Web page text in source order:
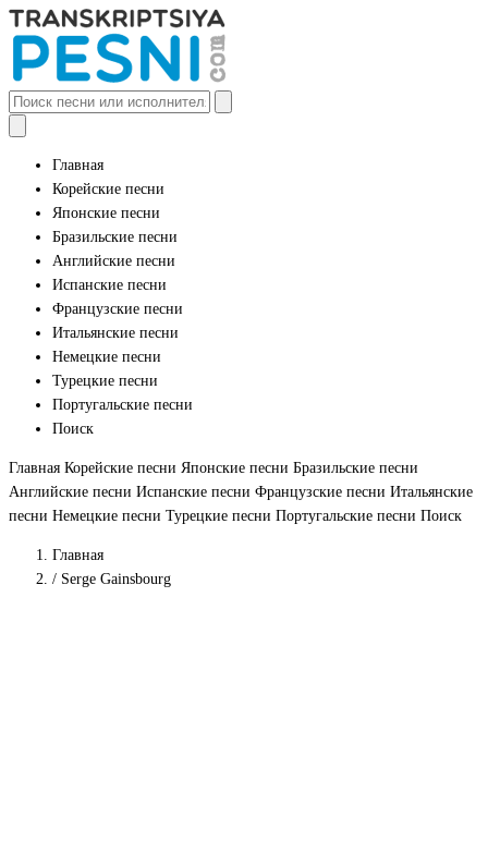
Главная
Корейские песни
Японские песни
Бразильские песни
Английские песни
Испанские песни
Французские песни
Итальянские песни
Немецкие песни
Турецкие песни
Португальские песни
Поиск
Главная Корейские песни Японские песни Бразильские песни
Английские песни Испанские песни Французские песни Итальянские
песни Немецкие песни Турецкие песни Португальские песни Поиск
Главная
/ Serge Gainsbourg